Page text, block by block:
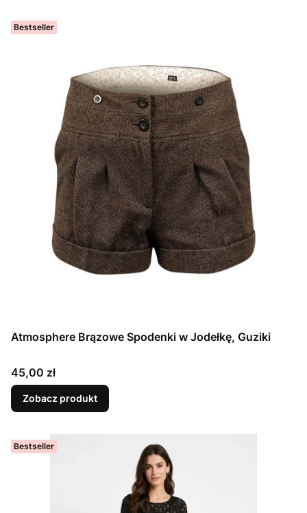
Bestseller
Atmosphere Brązowe Spodenki w Jodełkę, Guziki
Cena
45,00 zł
Zobacz produkt
Bestseller